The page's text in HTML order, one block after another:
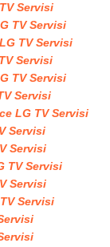
Servisi
TV Servisi
TV Servisi
Servisi
TV Servisi
Servisi
LG TV Servisi
Servisi
Servisi
TV Servisi
Servisi
Servisi